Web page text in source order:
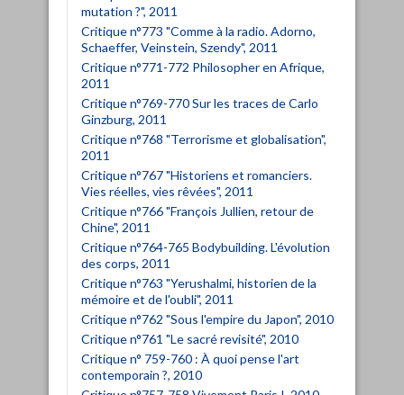
mutation ?", 2011
Critique n°773 "Comme à la radio. Adorno,
Schaeffer, Veinstein, Szendy", 2011
Critique n°771-772 Philosopher en Afrique,
2011
Critique n°769-770 Sur les traces de Carlo
Ginzburg, 2011
Critique n°768 "Terrorisme et globalisation",
2011
Critique n°767 "Historiens et romanciers.
Vies réelles, vies rêvées", 2011
Critique n°766 "François Jullien, retour de
Chine", 2011
Critique n°764-765 Bodybuilding. L'évolution
des corps, 2011
Critique n°763 "Yerushalmi, historien de la
mémoire et de l'oubli", 2011
Critique n°762 "Sous l'empire du Japon", 2010
Critique n°761 "Le sacré revisité", 2010
Critique n° 759-760 : À quoi pense l'art
contemporain ?, 2010